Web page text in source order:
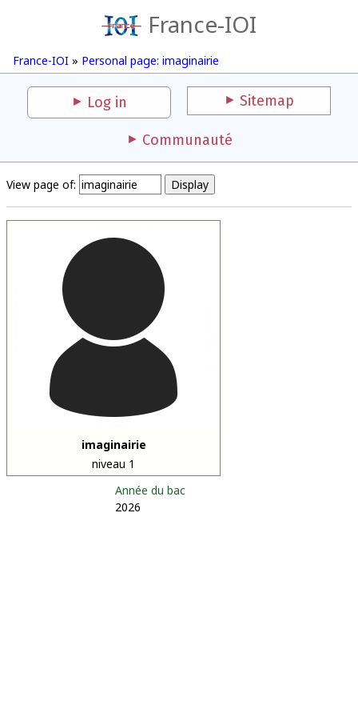
France-IOI
France-IOI » Personal page: imaginairie
Log in Sitemap
Communauté
View page of:
imaginairie
niveau 1
Année du bac
2026